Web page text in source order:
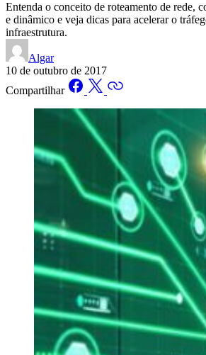
Entenda o conceito de roteamento de rede,
e dinâmico e veja dicas para acelerar o
infraestrutura.
Algar
10 de outubro de 2017
Compartilhar